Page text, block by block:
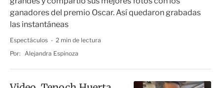
ganadores del premio Oscar. Así quedaron grabadas
las instantáneas
Espectáculos
2 min de lectura
Por: Alejandra Espinoza